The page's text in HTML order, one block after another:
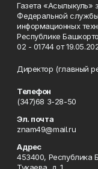
Газета «Асылыкуль»
Федеральной
информационных
Республике
02 - 01744 от
Директор (главный
Телефон
(347)68 3-28-50
Эл. почта
znam49@mail.ru
Адрес
453400, Республика